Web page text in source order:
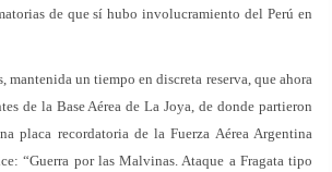
de que sí hubo involucramiento del Perú en
mantenida un tiempo en discreta reserva, que ahora
de la Base Aérea de La Joya, de donde partieron
placa recordatoria de la Fuerza Aérea Argentina
“Guerra por las Malvinas. Ataque a Fragata tipo